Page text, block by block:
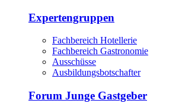
Expertengruppen
Fachbereich Hotellerie
Fachbereich Gastronomie
Ausschüsse
Ausbildungsbotschafter
Forum Junge Gastgeber